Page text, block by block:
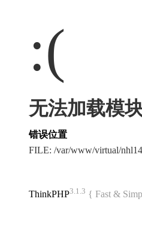
:(
无法加载模
错误位置
FILE: /var/www/virtual/
ThinkPHP3.1.3 { Fast &